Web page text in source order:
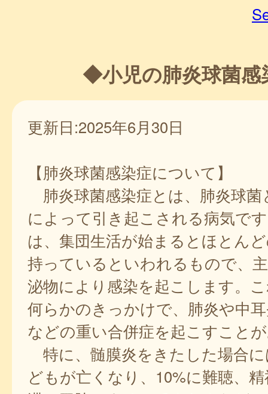
◆小児の肺炎球菌感
更新日:2025年6月30日
【肺炎球菌感染症について】
肺炎球菌感染症とは、肺炎球菌
によって引き起こされる病気で
は、集団生活が始まるとほとん
持っているといわれるもので、
泌物により感染を起こします。
何らかのきっかけで、肺炎や中
などの重い合併症を起こすこと
特に、髄膜炎をきたした場合
どもが亡くなり、10%に難聴、